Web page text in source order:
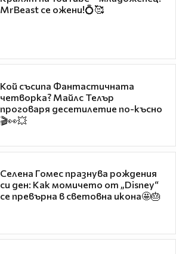
MrBeast се ожени!💍🥰
Кой съсипа Фантастичната
четворка? Майлс Телър
проговаря десетилетие по-късно
🎬👀💥
Селена Гомес празнува рождения
си ден: Как момичето от „Disney“
се превърна в световна икона🤩🎂